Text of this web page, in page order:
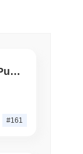
減
HEX (Pulsechain)
#161